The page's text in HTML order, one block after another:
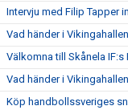
Intervju med Filip Tapper
Vad händer i
Välkomna till Skånela
Vad händer i
Köp handbollssveriges